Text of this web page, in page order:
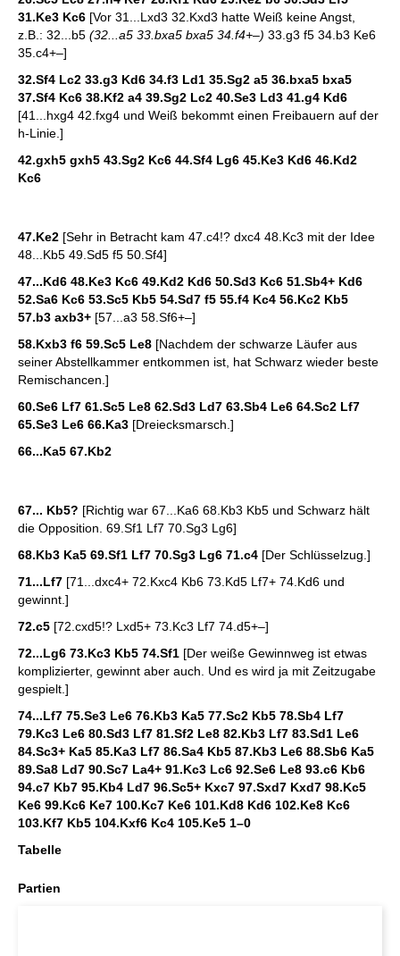
31.Ke3 Kc6 [Vor 31...Lxd3 32.Kxd3 hatte Weiß keine Angst,
z.B.: 32...b5 (32...a5 33.bxa5 bxa5 34.f4+–) 33.g3 f5 34.b3 Ke6
35.c4+–]
32.Sf4 Lc2 33.g3 Kd6 34.f3 Ld1 35.Sg2 a5 36.bxa5 bxa5
37.Sf4 Kc6 38.Kf2 a4 39.Sg2 Lc2 40.Se3 Ld3 41.g4 Kd6
[41...hxg4 42.fxg4 und Weiß bekommt einen Freibauern auf der
h-Linie.]
42.gxh5 gxh5 43.Sg2 Kc6 44.Sf4 Lg6 45.Ke3 Kd6 46.Kd2
Kc6
47.Ke2 [Sehr in Betracht kam 47.c4!? dxc4 48.Kc3 mit der Idee
48...Kb5 49.Sd5 f5 50.Sf4]
47...Kd6 48.Ke3 Kc6 49.Kd2 Kd6 50.Sd3 Kc6 51.Sb4+ Kd6
52.Sa6 Kc6 53.Sc5 Kb5 54.Sd7 f5 55.f4 Kc4 56.Kc2 Kb5
57.b3 axb3+ [57...a3 58.Sf6+–]
58.Kxb3 f6 59.Sc5 Le8 [Nachdem der schwarze Läufer aus
seiner Abstellkammer entkommen ist, hat Schwarz wieder beste
Remischancen.]
60.Se6 Lf7 61.Sc5 Le8 62.Sd3 Ld7 63.Sb4 Le6 64.Sc2 Lf7
65.Se3 Le6 66.Ka3 [Dreiecksmarsch.]
66...Ka5 67.Kb2
67... Kb5? [Richtig war 67...Ka6 68.Kb3 Kb5 und Schwarz hält
die Opposition. 69.Sf1 Lf7 70.Sg3 Lg6]
68.Kb3 Ka5 69.Sf1 Lf7 70.Sg3 Lg6 71.c4 [Der Schlüsselzug.]
71...Lf7 [71...dxc4+ 72.Kxc4 Kb6 73.Kd5 Lf7+ 74.Kd6 und
gewinnt.]
72.c5 [72.cxd5!? Lxd5+ 73.Kc3 Lf7 74.d5+–]
72...Lg6 73.Kc3 Kb5 74.Sf1 [Der weiße Gewinnweg ist etwas
komplizierter, gewinnt aber auch. Und es wird ja mit Zeitzugabe
gespielt.]
74...Lf7 75.Se3 Le6 76.Kb3 Ka5 77.Sc2 Kb5 78.Sb4 Lf7
79.Kc3 Le6 80.Sd3 Lf7 81.Sf2 Le8 82.Kb3 Lf7 83.Sd1 Le6
84.Sc3+ Ka5 85.Ka3 Lf7 86.Sa4 Kb5 87.Kb3 Le6 88.Sb6 Ka5
89.Sa8 Ld7 90.Sc7 La4+ 91.Kc3 Lc6 92.Se6 Le8 93.c6 Kb6
94.c7 Kb7 95.Kb4 Ld7 96.Sc5+ Kxc7 97.Sxd7 Kxd7 98.Kc5
Ke6 99.Kc6 Ke7 100.Kc7 Ke6 101.Kd8 Kd6 102.Ke8 Kc6
103.Kf7 Kb5 104.Kxf6 Kc4 105.Ke5 1–0
Tabelle
Partien